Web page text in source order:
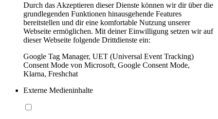
Durch das Akzeptieren dieser Dienste können wir dir über die
grundlegenden Funktionen hinausgehende Features
bereitstellen und dir eine komfortable Nutzung unserer
Webseite ermöglichen. Mit deiner Einwilligung setzen wir auf
dieser Webseite folgende Drittdienste ein:
Google Tag Manager, UET (Universal Event Tracking)
Consent Mode von Microsoft, Google Consent Mode,
Klarna, Freshchat
Externe Medieninhalte